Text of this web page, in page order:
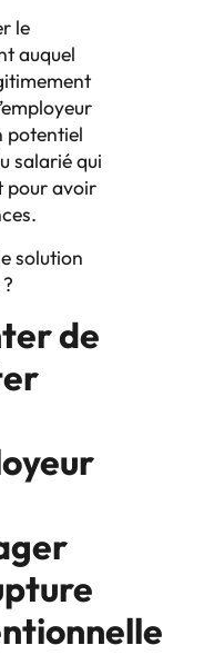
le
auquel
potentiel
salarié qui
pour avoir
solution
de